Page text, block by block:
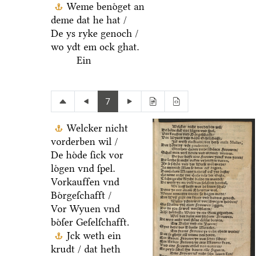
Weme benoͤget an
deme dat he hat /
De ys ryke genoch /
wo ydt em ock ghat.
Ein
7
Welcker nicht
vorderben wil /
De hoͤde ſick vor
loͤgen vnd ſpel.
Vorkauffen vnd
Boͤrgeſchafft /
Vor Wyuen vnd
boͤſer Geſelſchafft.
Jck weth ein
krudt / dat heth